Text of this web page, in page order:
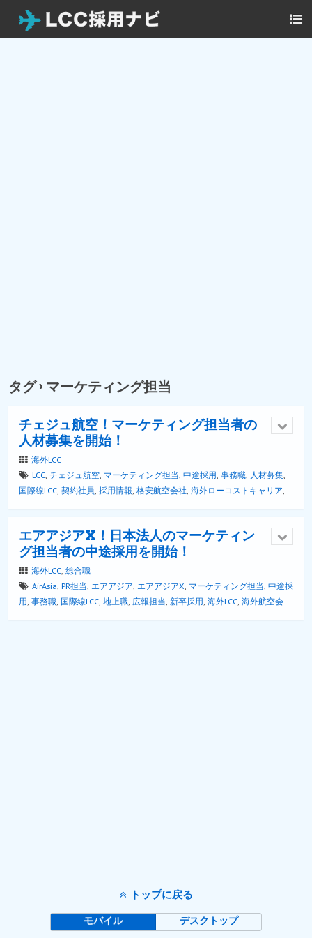
タグ › マーケティング担当
チェジュ航空！マーケティング担当者の
人材募集を開始！
海外LCC
LCC, チェジュ航空, マーケティング担当, 中途採用, 事務職, 人材募集,
国際線LCC, 契約社員, 採用情報, 格安航空会社, 海外ローコストキャリア,
エアアジアX！日本法人のマーケティン
グ担当者の中途採用を開始！
海外LCC, 総合職
AirAsia, PR担当, エアアジア, エアアジアX, マーケティング担当, 中途採
用, 事務職, 国際線LCC, 地上職, 広報担当, 新卒採用, 海外LCC, 海外航空会
トップに戻る
モバイル デスクトップ